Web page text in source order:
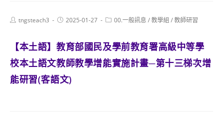
Posttngsteach3
Post2025-01-27
Post00.一般訊息 /教學組 /教師研習
【本土語】教育部國民及學前教育署高級中等學
校本土語文教師教學增能實施計畫─第十三梯次增
能研習(客語文)